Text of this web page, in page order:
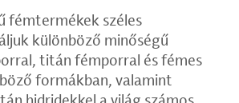
fémtermékek széles
különböző minőségű
titán fémporral és fémes
formákban, valamint